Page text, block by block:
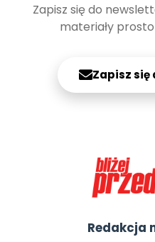
Zapisz się do
materiały
Zapisz się
Redakcja